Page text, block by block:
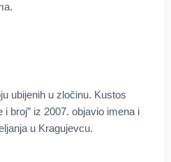
ubijenih u zločinu. Kustos
broj” iz 2007. objavio imena i
u Kragujevcu.